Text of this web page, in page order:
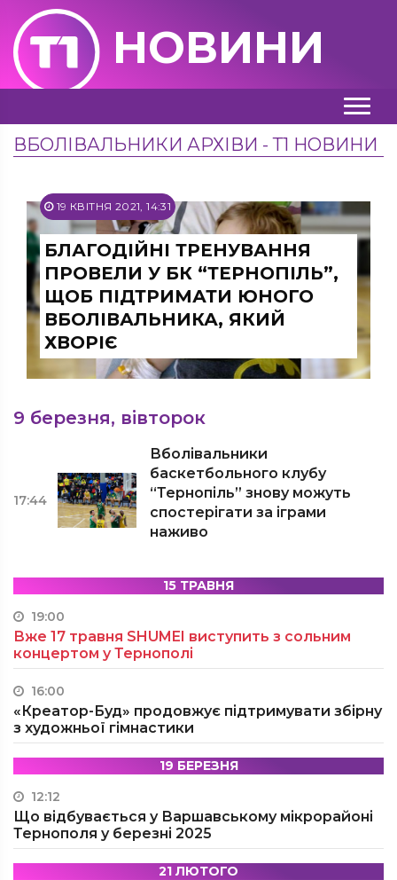
НОВИНИ
ВБОЛІВАЛЬНИКИ АРХІВИ - Т1 НОВИНИ
19 КВІТНЯ 2021, 14:31
БЛАГОДІЙНІ ТРЕНУВАННЯ
ПРОВЕЛИ У БК “ТЕРНОПІЛЬ”,
ЩОБ ПІДТРИМАТИ ЮНОГО
ВБОЛІВАЛЬНИКА, ЯКИЙ
ХВОРІЄ
9 березня, вівторок
17:44
Вболівальники
баскетбольного клубу
“Тернопіль” знову можуть
спостерігати за іграми
наживо
15 ТРАВНЯ
19:00
Вже 17 травня SHUMEI виступить з сольним
концертом у Тернополі
16:00
«Креатор-Буд» продовжує підтримувати збірну
з художньої гімнастики
19 БЕРЕЗНЯ
12:12
Що відбувається у Варшавському мікрорайоні
Тернополя у березні 2025
21 ЛЮТОГО